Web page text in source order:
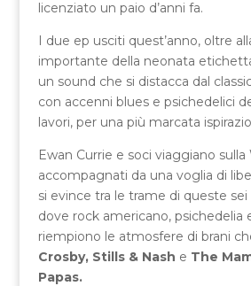
licenziato un paio d’anni fa.
I due ep usciti quest’anno, oltre
importante della neonata
un sound che si distacca dal
con accenni blues e psichedelici
lavori, per una più marcata
Ewan Currie e soci viaggiano
accompagnati da una voglia di
si evince tra le trame di queste
dove rock americano, psichedelia
riempiono le atmosfere di brani
Crosby, Stills & Nash e The
Papas.